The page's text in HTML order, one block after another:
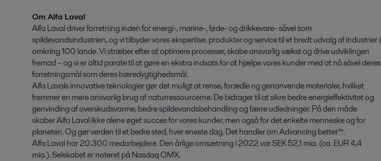
Om Alfa Laval
Alfa Laval driver forretning inden for energi-, marine-, føde- og drikkevare- såvel som
spildevandsindustrien, og vi tilbyder vores ekspertise, produkter og service til et bredt udvalg af industrier i
omkring 100 lande. Vi stræber efter at optimere processer, skabe ansvarlig vækst og drive udviklingen
fremad – og vi er altid parate til at gøre en ekstra indsats for at hjælpe vores kunder med at nå såvel deres
forretningsmål som deres bæredygtighedsmål.
Alfa Lavals innovative teknologier gør det muligt at rense, forædle og genanvende materialer, hvilket
fremmer en mere ansvarlig brug af naturressourcerne. De bidrager til at sikre bedre energieffektivitet og
genvinding af overskudsvarme, bedre spildevandsbehandling og færre udledninger. På den måde
skaber Alfa Laval ikke alene øget succes for vores kunder, men også for det enkelte menneske og for
planeten. Og gør verden til et bedre sted, hver eneste dag. Det handler om Advancing better™.
Alfa Laval har 20.300 medarbejdere. Den årlige omsætning i 2022 var SEK 52,1 mia. (ca. EUR 4,4
mia.). Selskabet er noteret på Nasdaq OMX.